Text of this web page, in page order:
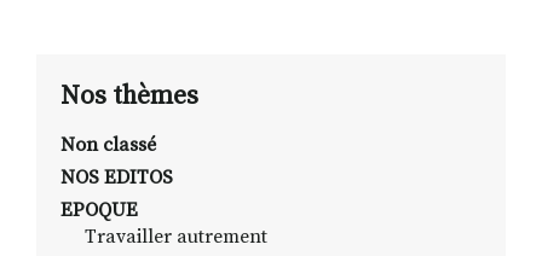
ALTER STRADA
ROSÉE DE MAI
Nos thèmes
Non classé
NOS EDITOS
EPOQUE
Travailler autrement